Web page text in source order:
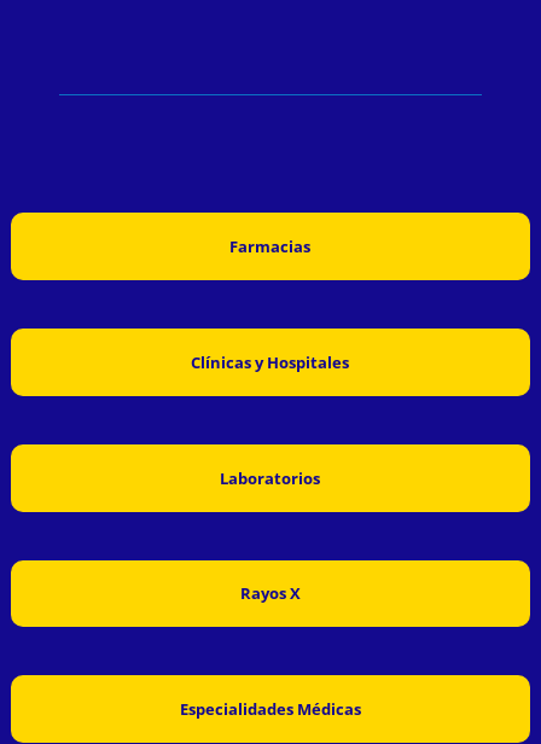
Farmacias
Clínicas y Hospitales
Laboratorios
Rayos X
Especialidades Médicas